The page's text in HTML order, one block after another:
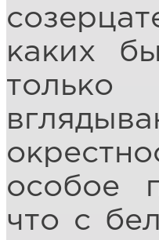
каких
особое
что с